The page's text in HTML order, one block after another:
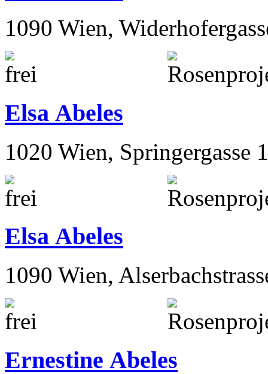
1090 Wien,
Elsa Abeles
1020 Wien, Springergasse
Elsa Abeles
1090 Wien,
Ernestine Abeles